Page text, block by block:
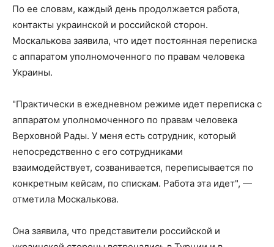
По ее словам, каждый день продолжается работа,
контакты украинской и российской сторон.
Москалькова заявила, что идет постоянная переписка
с аппаратом уполномоченного по правам человека
Украины.
"Практически в ежедневном режиме идет переписка с
аппаратом уполномоченного по правам человека
Верховной Рады. У меня есть сотрудник, который
непосредственно с его сотрудниками
взаимодействует, созванивается, переписывается по
конкретным кейсам, по спискам. Работа эта идет", —
отметила Москалькова.
Она заявила, что представители российской и